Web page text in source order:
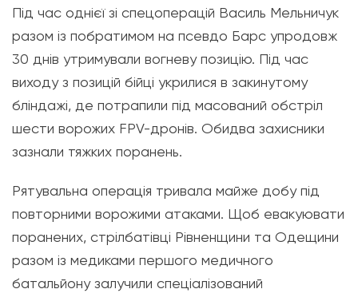
Під час однієї зі спецоперацій Василь Мельничук
разом із побратимом на псевдо Барс упродовж
30 днів утримували вогневу позицію. Під час
виходу з позицій бійці укрилися в закинутому
бліндажі, де потрапили під масований обстріл
шести ворожих FPV-дронів. Обидва захисники
зазнали тяжких поранень.
Рятувальна операція тривала майже добу під
повторними ворожими атаками. Щоб евакуювати
поранених, стрілбатівці Рівненщини та Одещини
разом із медиками першого медичного
батальйону залучили спеціалізований